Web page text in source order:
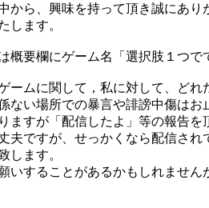
から、興味を持って頂き誠にあり
します。
概要欄にゲーム名「選択肢１つで
ームに関して，私に対して、ど
ない場所での暴言や誹謗中傷はお
ますが「配信したよ」等の報告を
夫ですが、せっかくなら配信さ
します。
いすることがあるかもしれませ